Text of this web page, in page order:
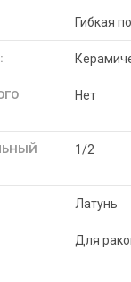
Гибкая
Нет
1/2
Латунь
Для